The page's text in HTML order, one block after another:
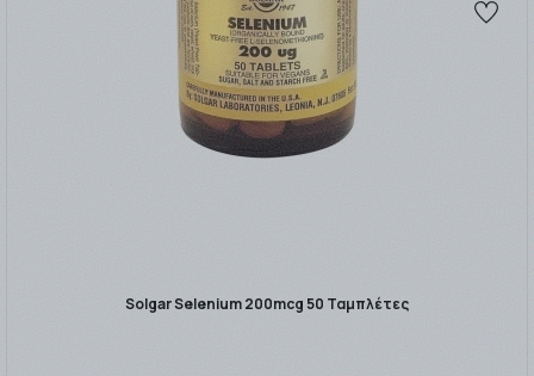
Solgar Selenium 200mcg 50 Ταμπλέτες